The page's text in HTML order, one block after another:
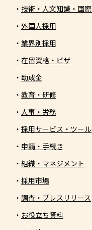
技術・人文知識・国
外国人採用
業界別採用
在留資格・ビザ
助成金
教育・研修
人事・労務
採用サービス・ツール
申請・手続き
組織・マネジメント
採用市場
調査・プレスリリース
お役立ち資料